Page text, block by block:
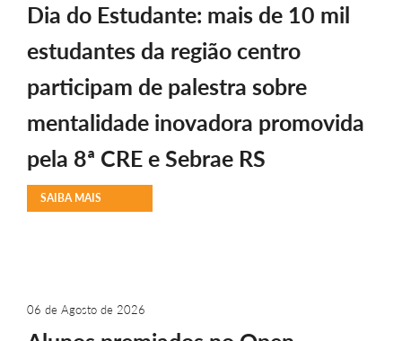
Dia do Estudante: mais de 10 mil
estudantes da região centro
participam de palestra sobre
mentalidade inovadora promovida
pela 8ª CRE e Sebrae RS
SAIBA MAIS
06 de Agosto de 2026